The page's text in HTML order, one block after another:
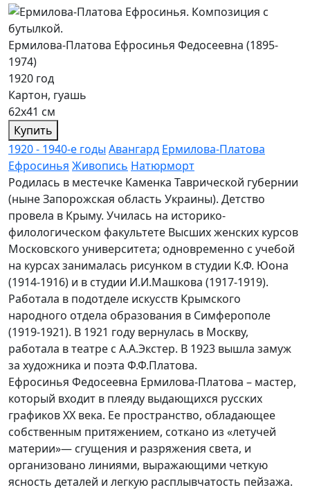
Ермилова-Платова Ефросинья Федосеевна (1895-
1974)
1920 год
Картон, гуашь
62х41 см
Купить
1920 - 1940-е годы Авангард Ермилова-Платова
Ефросинья Живопись Натюрморт
Родилась в местечке Каменка Таврической губернии
(ныне Запорожская область Украины). Детство
провела в Крыму. Училась на историко-
филологическом факультете Высших женских курсов
Московского университета; одновременно с учебой
на курсах занималась рисунком в студии К.Ф. Юона
(1914-1916) и в студии И.И.Машкова (1917-1919).
Работала в подотделе искусств Крымского
народного отдела образования в Симферополе
(1919-1921). В 1921 году вернулась в Москву,
работала в театре с А.А.Экстер. В 1923 вышла замуж
за художника и поэта Ф.Ф.Платова.
Ефросинья Федосеевна Ермилова-Платова – мастер,
который входит в плеяду выдающихся русских
графиков XX века. Ее пространство, обладающее
собственным притяжением, соткано из «летучей
материи»— сгущения и разряжения света, и
организовано линиями, выражающими четкую
ясность деталей и легкую расплывчатость пейзажа.